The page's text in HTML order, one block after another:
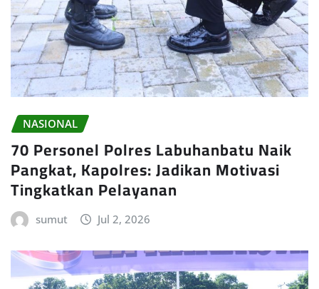
NASIONAL
70 Personel Polres Labuhanbatu Naik
Pangkat, Kapolres: Jadikan Motivasi
Tingkatkan Pelayanan
sumut Jul 2, 2026